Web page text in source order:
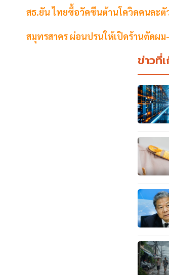
สธ.ยัน ไทยซื้อวัคซีนต้านโควิดคนละตั
สมุทรสาคร ผ่อนปรนให้เปิดร้านตัดผม
ข่าวที่